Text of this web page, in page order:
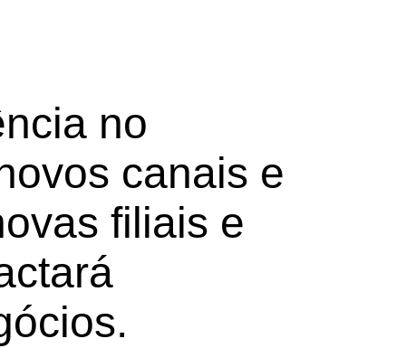
no
canais e
filiais e